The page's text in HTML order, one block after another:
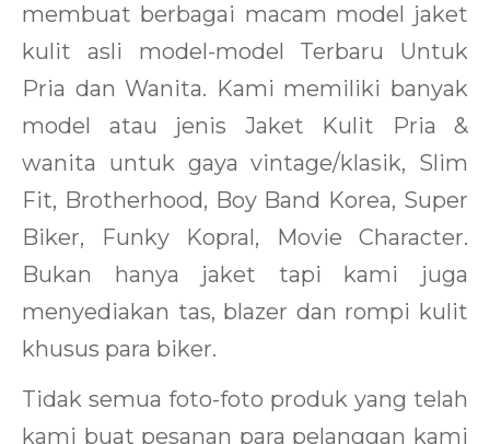
membuat berbagai macam model jaket
kulit asli model-model Terbaru Untuk
Pria dan Wanita. Kami memiliki banyak
model atau jenis Jaket Kulit Pria &
wanita untuk gaya vintage/klasik, Slim
Fit, Brotherhood, Boy Band Korea, Super
Biker, Funky Kopral, Movie Character.
Bukan hanya jaket tapi kami juga
menyediakan tas, blazer dan rompi kulit
khusus para biker.
Tidak semua foto-foto produk yang telah
kami buat pesanan para pelanggan kami